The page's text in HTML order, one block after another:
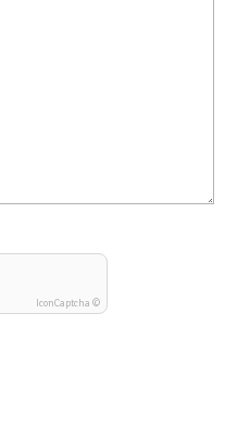
IconCaptcha ©